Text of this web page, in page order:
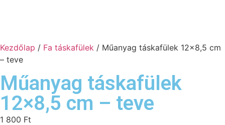
Kezdőlap / Fa táskafülek / Műanyag táskafülek 12×8,5 cm
– teve
Műanyag táskafülek
12×8,5 cm – teve
1 800 Ft